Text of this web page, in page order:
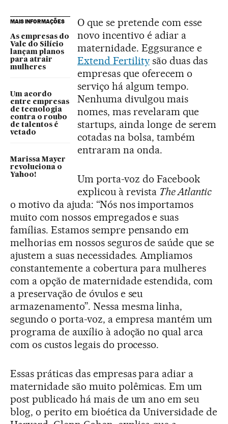
MAIS INFORMAÇÕES
As empresas do
Vale do Silício
lançam planos
para atrair
mulheres
Um acordo
entre empresas
de tecnologia
contra o roubo
de talentos é
vetado
Marissa Mayer
revoluciona o
Yahoo!
O que se pretende com esse
novo incentivo é adiar a
maternidade. Eggsurance e
Extend Fertilitysão duas das
empresas que oferecem o
serviço há algum tempo.
Nenhuma divulgou mais
nomes, mas revelaram que
startups, ainda longe de serem
cotadas na bolsa, também
entraram na onda.
Um porta-voz do Facebook
explicou à revista The Atlantic
o motivo da ajuda: “Nós nos importamos
muito com nossos empregados e suas
famílias. Estamos sempre pensando em
melhorias em nossos seguros de saúde que se
ajustem a suas necessidades. Ampliamos
constantemente a cobertura para mulheres
com a opção de maternidade estendida, com
a preservação de óvulos e seu
armazenamento”. Nessa mesma linha,
segundo o porta-voz, a empresa mantém um
programa de auxílio à adoção no qual arca
com os custos legais do processo.
Essas práticas das empresas para adiar a
maternidade são muito polêmicas. Em um
post publicado há mais de um ano em seu
blog, o perito em bioética da Universidade de